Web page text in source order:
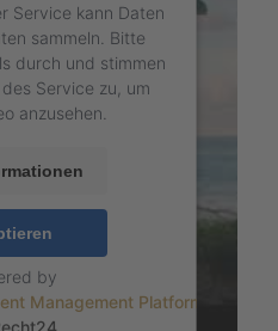
Service kann Daten
sammeln. Bitte
durch und stimmen
Service zu, um
anzusehen.
by
Management Platform